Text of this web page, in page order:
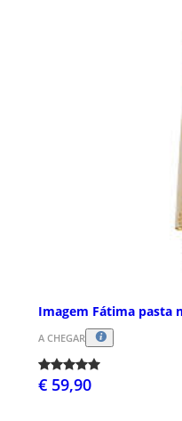
Imagem Fátima pasta
A CHEGAR
€ 59,90